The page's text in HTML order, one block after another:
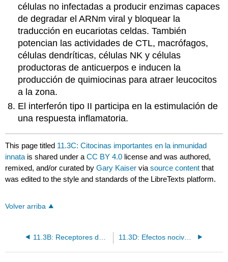
células no infectadas a producir enzimas capaces
de degradar el ARNm viral y bloquear la
traducción en eucariotas celdas. También
potencian las actividades de CTL, macrófagos,
células dendríticas, células NK y células
productoras de anticuerpos e inducen la
producción de quimiocinas para atraer leucocitos
a la zona.
El interferón tipo II participa en la estimulación de
una respuesta inflamatoria.
This page titled 11.3C: Citocinas importantes en la inmunidad
innata is shared under aCC BY 4.0 license and was authored,
remixed, and/or curated byGary Kaiser viasource content that
was edited to the style and standards of the LibreTexts platform.
Volver arriba
11.3D: Efectos nocivos asociados con respuestas anormales de receptores de reconocimiento de patrones, variaciones en las vías de señalización inmune innatas y